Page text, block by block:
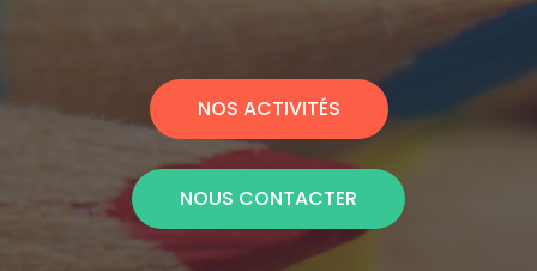
NOS ACTIVITÉS
NOUS CONTACTER